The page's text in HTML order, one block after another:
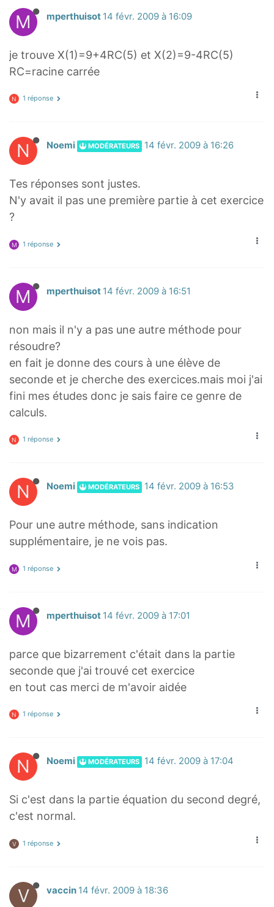
M mperthuisot 14 févr. 2009 à 16:09
je trouve X(1)=9+4RC(5) et X(2)=9-4RC(5)
RC=racine carrée
N 1 réponse
N Noemi MODÉRATEURS 14 févr. 2009 à 16:26
Tes réponses sont justes.
N'y avait il pas une première partie à cet exercice
?
M 1 réponse
M mperthuisot 14 févr. 2009 à 16:51
non mais il n'y a pas une autre méthode pour
résoudre?
en fait je donne des cours à une élève de
seconde et je cherche des exercices.mais moi j'ai
fini mes études donc je sais faire ce genre de
calculs.
N 1 réponse
N Noemi MODÉRATEURS 14 févr. 2009 à 16:53
Pour une autre méthode, sans indication
supplémentaire, je ne vois pas.
M 1 réponse
M mperthuisot 14 févr. 2009 à 17:01
parce que bizarrement c'était dans la partie
seconde que j'ai trouvé cet exercice
en tout cas merci de m'avoir aidée
N 1 réponse
N Noemi MODÉRATEURS 14 févr. 2009 à 17:04
Si c'est dans la partie équation du second degré,
c'est normal.
V 1 réponse
V vaccin 14 févr. 2009 à 18:36